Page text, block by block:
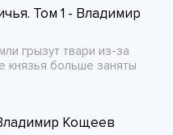
Том 1 - Владимир
грызут твари из-за
князья больше заняты
Кощеев